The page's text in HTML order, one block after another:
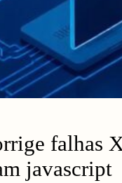
falhas
javascript